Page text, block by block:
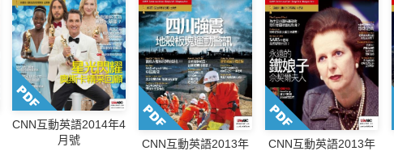
CNN互動英語2014年4
月號
CNN互動英語2013年
CNN互動英語2013年